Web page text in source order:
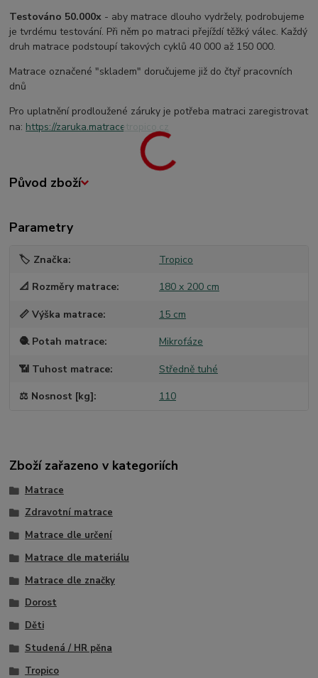
Testováno 50.000x - aby matrace dlouho vydržely, podrobujeme
je tvrdému testování. Při něm po matraci přejíždí těžký válec. Každý
druh matrace podstoupí takových cyklů 40 000 až 150 000.
Matrace označené "skladem" doručujeme již do čtyř pracovních
dnů
Pro uplatnění prodloužené záruky je potřeba matraci zaregistrovat
na: https://zaruka.matracetropico.cz
Původ zboží
Parametry
🏷️ Značka Tropico
📐 Rozměry matrace 180 x 200 cm
📏 Výška matrace 15 cm
🧶 Potah matrace Mikrofáze
📶 Tuhost matrace Středně tuhé
⚖️ Nosnost [kg] 110
Zboží zařazeno v kategoriích
Matrace
Zdravotní matrace
Matrace dle určení
Matrace dle materiálu
Matrace dle značky
Dorost
Děti
Studená / HR pěna
Tropico